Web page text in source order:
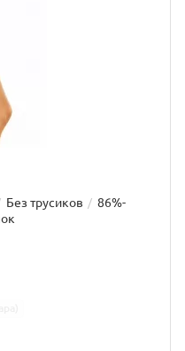
Без трусиков
86%-